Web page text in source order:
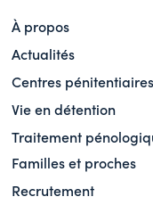
À propos
Actualités
Centres pénitentiaires
Vie en détention
Traitement
Familles et proches
Recrutement